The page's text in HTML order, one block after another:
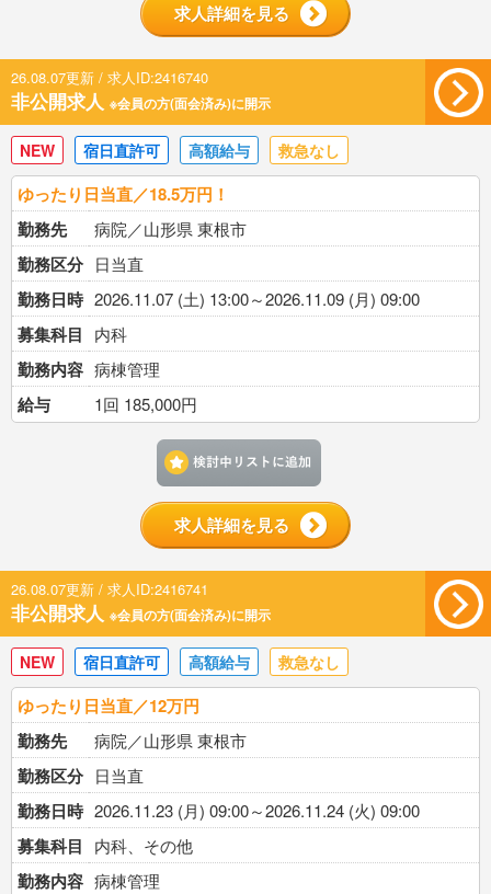
求人詳細を見る
26.08.07更新 / 求人ID:2416740
非公開求人 ※会員の方(面会済み)に開示
NEW 宿日直許可 高額給与 救急なし
ゆったり日当直／18.5万円！
勤務先
病院／山形県 東根市
勤務区分 日当直
勤務日時 2026.11.07 (土) 13:00～2026.11.09 (月) 09:00
募集科目 内科
勤務内容 病棟管理
給与 1回 185,000円
求人詳細を見る
26.08.07更新 / 求人ID:2416741
非公開求人 ※会員の方(面会済み)に開示
NEW 宿日直許可 高額給与 救急なし
ゆったり日当直／12万円
勤務先
病院／山形県 東根市
勤務区分 日当直
勤務日時 2026.11.23 (月) 09:00～2026.11.24 (火) 09:00
募集科目 内科、その他
勤務内容 病棟管理